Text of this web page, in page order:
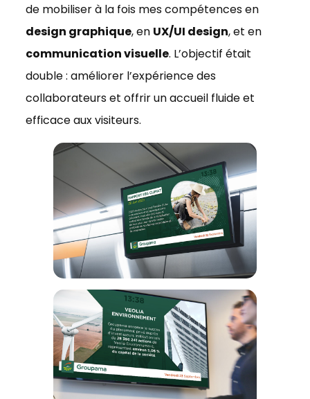
de mobiliser à la fois mes compétences en
design graphique, en UX/UI design, et en
communication visuelle. L’objectif était
double : améliorer l’expérience des
collaborateurs et offrir un accueil fluide et
efficace aux visiteurs.